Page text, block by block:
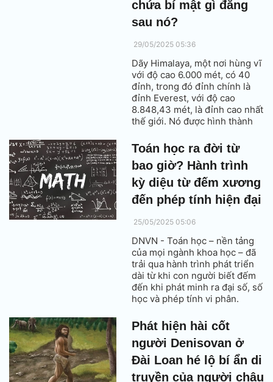
chứa bí mật gì đằng
sau nó?
29/05/2025 05:36
Dãy Himalaya, một nơi hùng vĩ
với độ cao 6.000 mét, có 40
đỉnh, trong đó đỉnh chính là
đỉnh Everest, với độ cao
8.848,43 mét, là đỉnh cao nhất
thế giới. Nó được hình thành
địa chất, mang theo lịch sử địa
chất lâu đời và sự khám phá
của nền văn minh nhân loại.
Toán học ra đời từ
bao giờ? Hành trình
kỳ diệu từ đếm xương
đến phép tính hiện đại
25/05/2025 05:06
DNVN - Toán học – nền tảng
của mọi ngành khoa học – đã
trải qua hành trình phát triển
dài từ khi con người biết đếm
đến khi phát minh ra đại số, số
học và phép tính vi phân.
đầu từ khi nào?
Phát hiện hài cốt
người Denisovan ở
Đài Loan hé lộ bí ẩn di
truyền của người châu